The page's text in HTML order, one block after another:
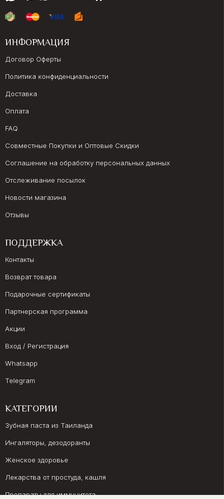
ИНФОРМАЦИЯ
Договор Оферты
Политика конфиденциальности
Доставка
Оплата
FAQ
Совместные Покупки и Оптовые Скидки
Соглашение на обработку персональных данных
Отслеживание посылок
Новости магазина
Отзывы
ПОДДЕРЖКА
Контакты
Возврат товара
Подарочные сертификаты
Партнерская программа
Акции
Вход / Регистрация
Whatsapp
Telegram
КАТЕГОРИИ
Зубная паста из Таиланда
Ингаляторы, дезодоранты
Женское здоровье
Лекарства от простуда, кашля
Препараты для иммунитета